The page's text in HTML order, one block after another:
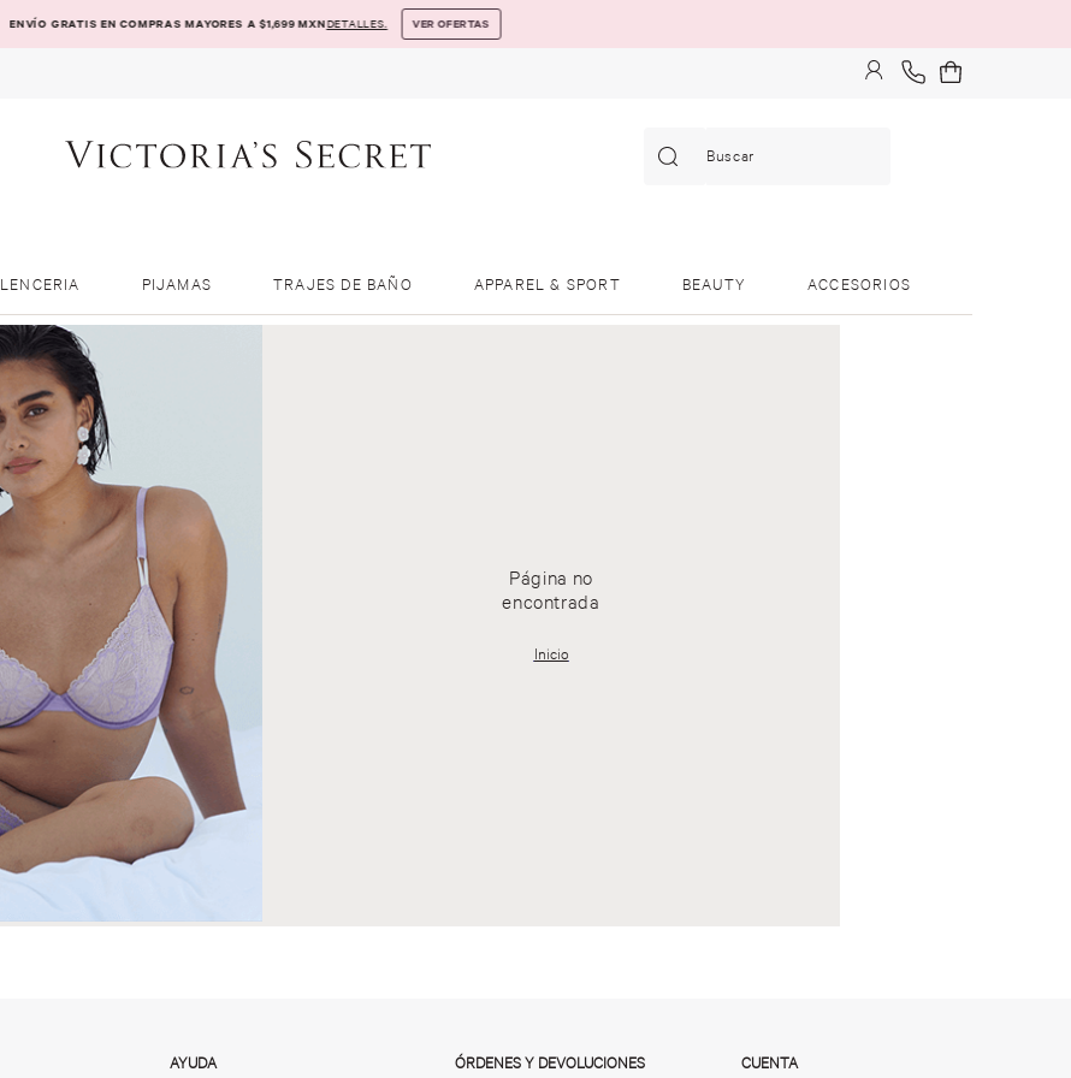
ENVÍO GRATIS EN COMPRAS MAYORES A $1,699 MXNDETALLES. VER OFERTAS
LENCERIA PIJAMAS TRAJES DE BAÑO APPAREL & SPORT BEAUTY ACCESORIOS
Página no
encontrada
Inicio
AYUDA ÓRDENES Y DEVOLUCIONES CUENTA